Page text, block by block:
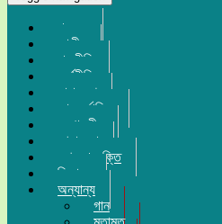
প্রচ্ছদ
জাতীয়
রাজনীতি
অর্থনীতি
সারা দেশ
আন্তর্জাতিক
সম্পাদকীয়
খেলা-ধুলা
তথ্য-প্রযুক্তি
বিনোদন
অন্যান্য
গান